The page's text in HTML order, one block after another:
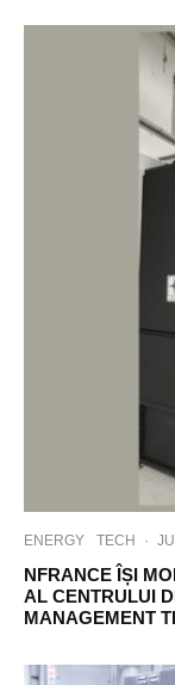
ENERGY TECH ·
NFRANCE ÎȘI
AL CENTRULUI
MANAGEMENT